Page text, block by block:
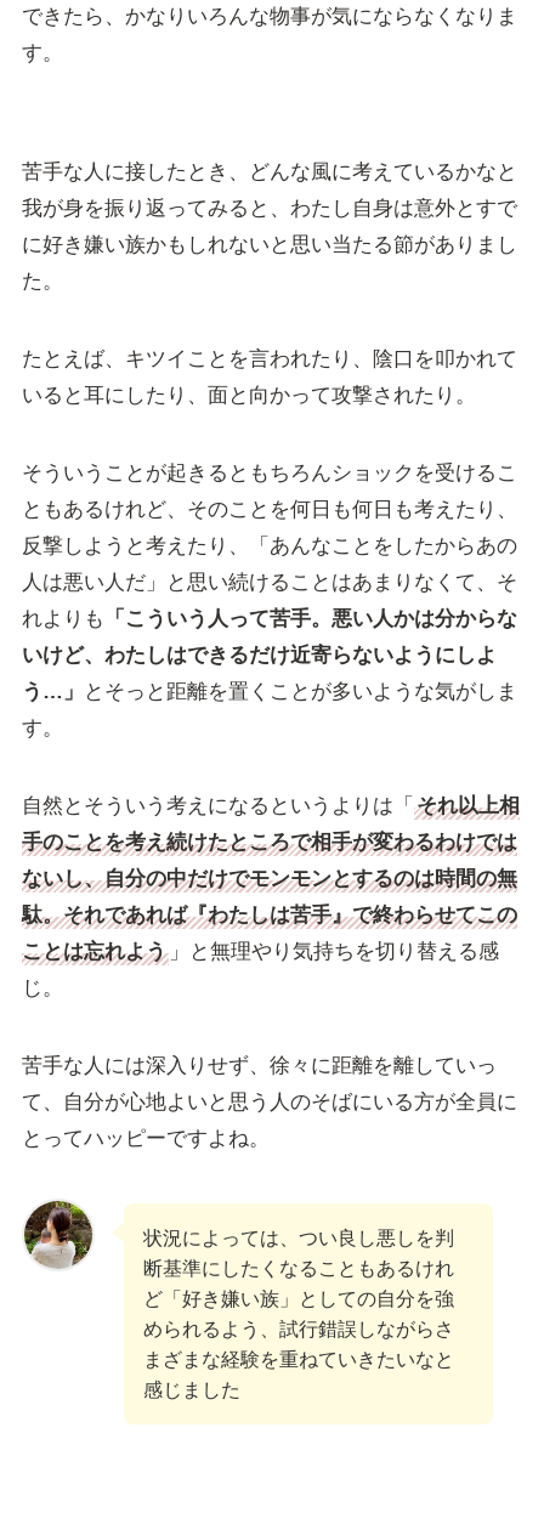
できたら、かなりいろんな物事が気にならなくなりま
す。
苦手な人に接したとき、どんな風に考えているかなと
我が身を振り返ってみると、わたし自身は意外とすで
に好き嫌い族かもしれないと思い当たる節がありまし
た。
たとえば、キツイことを言われたり、陰口を叩かれて
いると耳にしたり、面と向かって攻撃されたり。
そういうことが起きるともちろんショックを受けるこ
ともあるけれど、そのことを何日も何日も考えたり、
反撃しようと考えたり、「あんなことをしたからあの
人は悪い人だ」と思い続けることはあまりなくて、そ
れよりも
「こういう人って苦手。悪い人かは分からな
いけど、わたしはできるだけ近寄らないようにしよ
う…」
とそっと距離を置くことが多いような気がしま
す。
自然とそういう考えになるというよりは「 それ以上相
手のことを考え続けたところで相手が変わるわけでは
ないし、自分の中だけでモンモンとするのは時間の無
駄。それであれば『わたしは苦手』で終わらせてこの
ことは忘れよう」と無理やり気持ちを切り替える感
じ。
苦手な人には深入りせず、徐々に距離を離していっ
て、自分が心地よいと思う人のそばにいる方が全員に
とってハッピーですよね。
状況によっては、つい良し悪しを判
断基準にしたくなることもあるけれ
ど「好き嫌い族」としての自分を強
められるよう、試行錯誤しながらさ
まざまな経験を重ねていきたいなと
感じました